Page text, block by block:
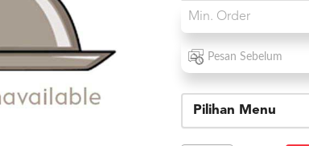
Min. Order
Pesan Sebelum
Pilihan Menu